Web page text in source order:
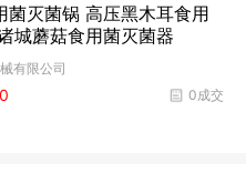
菌灭菌锅 高压黑木耳食用
城蘑菇食用菌灭菌器
有限公司
0成交